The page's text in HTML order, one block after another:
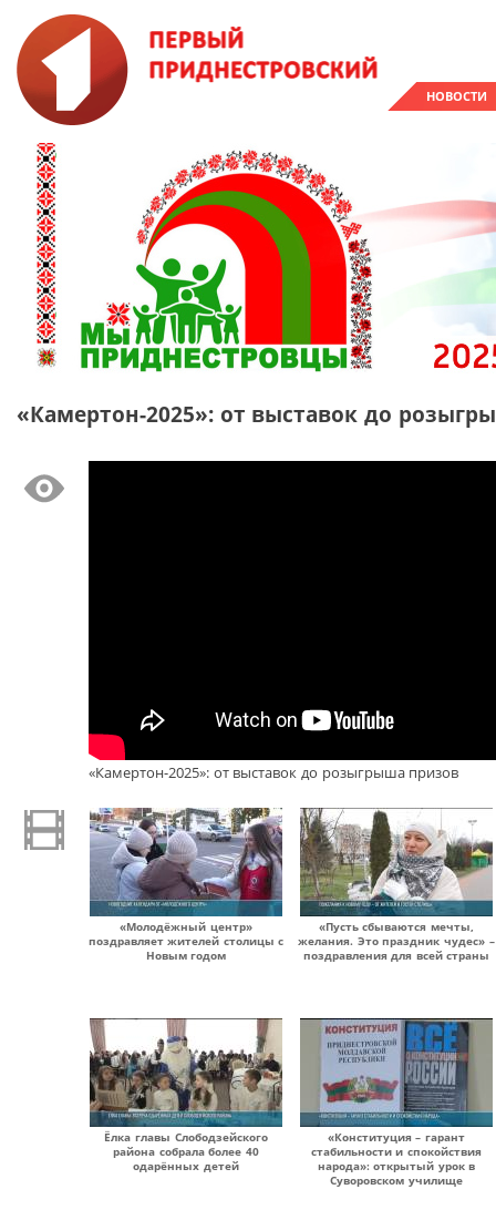
НОВОСТИ
«Камертон-2025»: от выставок до
«Камертон-2025»: от выставок до розыгрыша призов
«Молодёжный центр»
поздравляет жителей столицы с
Новым годом
«Пусть сбываются мечты,
желания. Это праздник чудес» –
поздравления для всей страны
Ёлка главы Слободзейского
района собрала более 40
одарённых детей
«Конституция – гарант
стабильности и спокойствия
народа»: открытый урок в
Суворовском училище